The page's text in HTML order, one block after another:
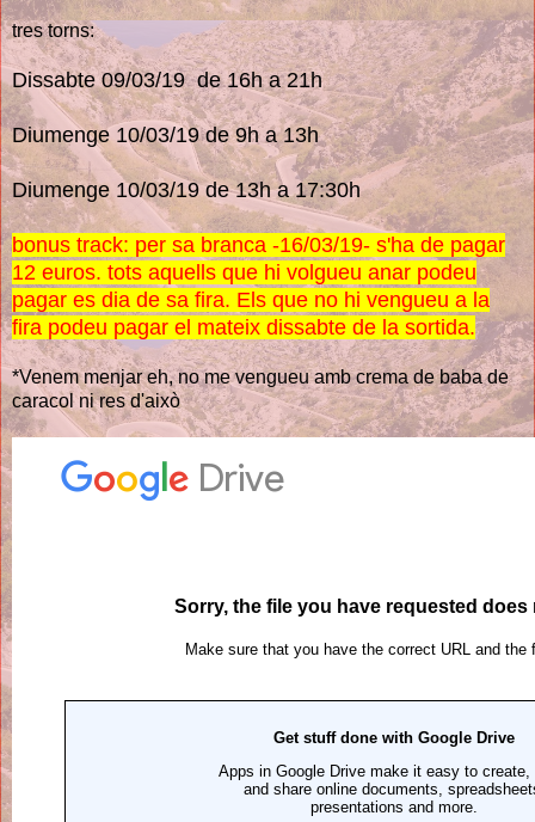
tres torns:
Dissabte 09/03/19 de 16h a 21h
Diumenge 10/03/19 de 9h a 13h
Diumenge 10/03/19 de 13h a 17:30h
bonus track: per sa branca -16/03/19- s'ha de pagar
12 euros. tots aquells que hi volgueu anar podeu
pagar es dia de sa fira. Els que no hi vengueu a la
fira podeu pagar el mateix dissabte de la sortida.
*Venem menjar eh, no me vengueu amb crema de baba de
caracol ni res d'això